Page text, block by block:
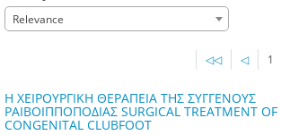
Relevance
◁◁ ◁ 1
Η ΧΕΙΡΟΥΡΓΙΚΗ ΘΕΡΑΠΕΙΑ ΤΗΣ ΣΥΓΓΕΝΟΥΣ
ΡΑΙΒΟΙΠΠΟΠΟΔΙΑΣ SURGICAL TREATMENT OF
CONGENITAL CLUBFOOT